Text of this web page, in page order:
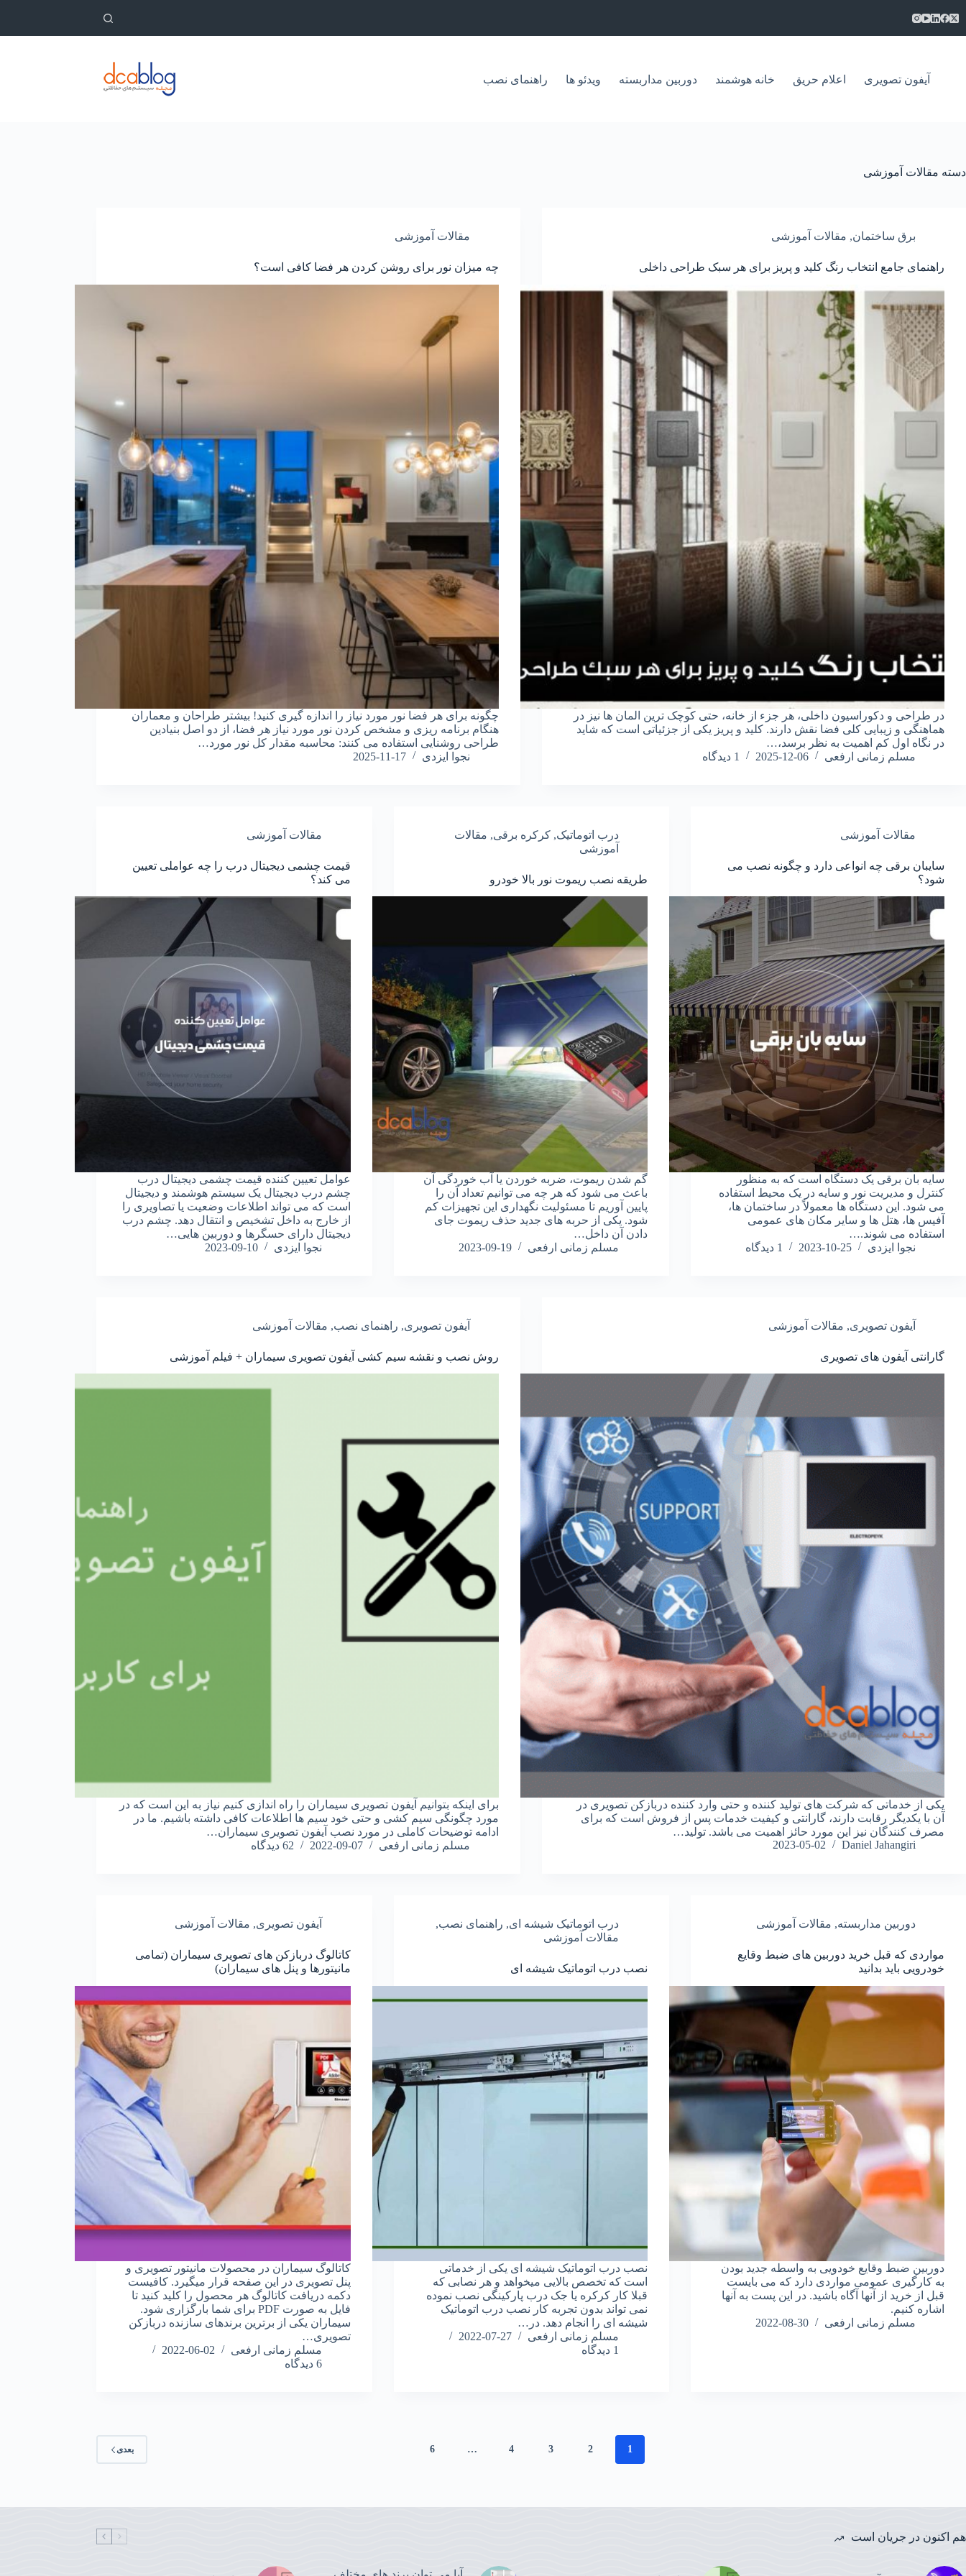
به
محتوا
آیفون تصویری اعلام حریق خانه هوشمند دوربین مداربسته ویدئو ها راهنمای نصب
دسته مقالات آموزشی
برق ساختمان, مقالات آموزشی
راهنمای جامع انتخاب رنگ کلید و پریز برای هر سبک طراحی داخلی
در طراحی و دکوراسیون داخلی، هر جزء از خانه، حتی کوچک‌ ترین المان‌ ها نیز در
هماهنگی و زیبایی کلی فضا نقش دارند. کلید و پریز یکی از جزئیاتی است که شاید
در نگاه اول کم‌ اهمیت به نظر برسد،…
مسلم زمانی ارفعی
2025-12-06 1 دیدگاه
مقالات آموزشی
چه میزان نور برای روشن کردن هر فضا کافی است؟
چگونه برای هر فضا نور مورد نیاز را اندازه گیری کنید! بیشتر طراحان و معماران
هنگام برنامه ‌ریزی و مشخص کردن نور مورد نیاز هر فضا، از دو اصل بنیادین
طراحی روشنایی استفاده می‌ کنند: محاسبه‌ مقدار کل نور مورد…
نجوا ایزدی
2025-11-17
مقالات آموزشی
سایبان برقی چه انواعی دارد و چگونه نصب می
شود؟
سایه بان برقی یک دستگاه است که به منظور
کنترل و مدیریت نور و سایه در یک محیط استفاده
می شود. این دستگاه ها معمولاً در ساختمان ها،
آفیس ها، هتل ها و سایر مکان های عمومی
استفاده می شوند.…
نجوا ایزدی
2023-10-25 1 دیدگاه
درب اتوماتیک,کرکره برقی, مقالات
آموزشی
طریقه نصب ریموت نور بالا خودرو
گم شدن ریموت، ضربه خوردن یا آب خوردگی آن
باعث می شود که هر چه می توانیم تعداد آن را
پایین آوریم تا مسئولیت نگهداری این تجهیزات کم
شود. یکی از حربه های جدید حذف ریموت جای
دادن آن داخل…
مسلم زمانی ارفعی
2023-09-19
مقالات آموزشی
قیمت چشمی دیجیتال درب را چه عواملی تعیین
می کند؟
عوامل تعیین کننده قیمت چشمی دیجیتال درب
چشم درب دیجیتال یک سیستم هوشمند و دیجیتال
است که می تواند اطلاعات وضعیت یا تصاویری را
از خارج به داخل تشخیص و انتقال دهد. چشم درب
دیجیتال دارای حسگرها و دوربین ‌هایی…
نجوا ایزدی
2023-09-10
آیفون تصویری, مقالات آموزشی
گارانتی آیفون های تصویری
یکی از خدماتی که شرکت های تولید کننده و حتی وارد کننده دربازکن تصویری در
آن با یکدیگر رقابت دارند، گارانتی و کیفیت خدمات پس از فروش است که برای
مصرف کنندگان نیز این مورد حائز اهمیت می باشد. تولید…
Daniel Jahangiri
2023-05-02
آیفون تصویری, راهنمای نصب, مقالات آموزشی
روش نصب و نقشه سیم کشی آیفون تصویری سیماران + فیلم آموزشی
برای اینکه بتوانیم آیفون تصویری سیماران را راه اندازی کنیم نیاز به این است که در
مورد چگونگی سیم کشی و حتی خود سیم ها اطلاعات کافی داشته باشیم. ما در
ادامه توضیحات کاملی در مورد نصب آیفون تصویری سیماران…
مسلم زمانی ارفعی
2022-09-07 62 دیدگاه
دوربین مداربسته, مقالات آموزشی
مواردی که قبل خرید دوربین های ضبط وقایع
خودرویی باید بدانید
دوربین ضبط وقایع خودویی به واسطه جدید بودن
به کارگیری عمومی مواردی دارد که می بایست
قبل از خرید از آنها آگاه باشید. در این پست به آنها
اشاره کنیم.
مسلم زمانی ارفعی
2022-08-30
درب اتوماتیک شیشه ای, راهنمای نصب,
مقالات آموزشی
نصب درب اتوماتیک شیشه ای
نصب درب اتوماتیک شیشه ای یکی از خدماتی
است که تخصص بالایی میخواهد و هر نصابی که
قبلا کار کرکره یا جک درب پارکینگی نصب نموده
نمی تواند بدون تجربه کار نصب درب اتوماتیک
شیشه ای را انجام دهد. در…
مسلم زمانی ارفعی
2022-07-27
1 دیدگاه
آیفون تصویری, مقالات آموزشی
کاتالوگ دربازکن های تصویری سیماران (تمامی
مانیتورها و پنل های سیماران)
کاتالوگ سیماران در محصولات مانیتور تصویری و
پنل تصویری در این صفحه قرار میگیرد. کافیست
دکمه دریافت کاتالوگ هر محصول را کلید کنید تا
فایل به صورت PDF برای شما بارگزاری شود.
سیماران یکی از برترین برندهای سازنده دربازکن
تصویری…
مسلم زمانی ارفعی
2022-06-02
6 دیدگاه
1
2
3
4
…
6 بعدی
هم اکنون در جریان است